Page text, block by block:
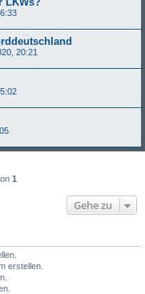
20:21
1
Gehe zu
erstellen.